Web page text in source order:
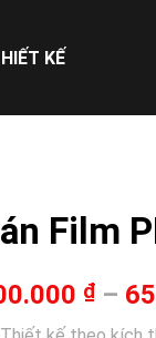
KẾ
Film
₫ –